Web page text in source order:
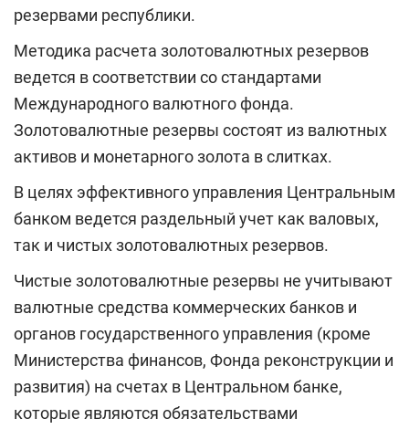
резервами республики.
Методика расчета золотовалютных резервов
ведется в соответствии со стандартами
Международного валютного фонда.
Золотовалютные резервы состоят из валютных
активов и монетарного золота в слитках.
В целях эффективного управления Центральным
банком ведется раздельный учет как валовых,
так и чистых золотовалютных резервов.
Чистые золотовалютные резервы не учитывают
валютные средства коммерческих банков и
органов государственного управления (кроме
Министерства финансов, Фонда реконструкции и
развития) на счетах в Центральном банке,
которые являются обязательствами